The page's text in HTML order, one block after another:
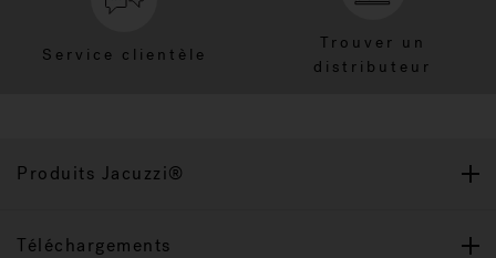
Service clientèle
Trouver un
distributeur
Produits Jacuzzi®
Téléchargements